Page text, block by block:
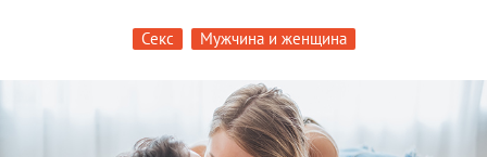
Секс Мужчина и женщина